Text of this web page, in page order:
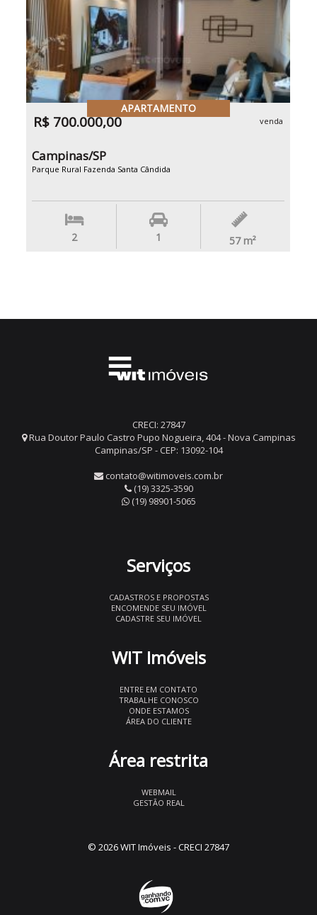
APARTAMENTO
R$ 700.000,00 venda
Campinas/SP
Parque Rural Fazenda Santa Cândida
2 1 57 m²
CRECI: 27847
Rua Doutor Paulo Castro Pupo Nogueira, 404 - Nova Campinas
Campinas/SP - CEP: 13092-104
contato@witimoveis.com.br
(19) 3325-3590
(19) 98901-5065
Serviços
CADASTROS E PROPOSTAS
ENCOMENDE SEU IMÓVEL
CADASTRE SEU IMÓVEL
WIT Imóveis
ENTRE EM CONTATO
TRABALHE CONOSCO
ONDE ESTAMOS
ÁREA DO CLIENTE
Área restrita
WEBMAIL
GESTÃO REAL
© 2026 WIT Imóveis - CRECI 27847